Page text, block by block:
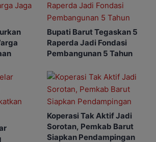
Bupati Barut Tegaskan 5
Raperda Jadi Fondasi
Pembangunan 5 Tahun
Koperasi Tak Aktif Jadi
Sorotan, Pemkab Barut
Siapkan Pendampingan